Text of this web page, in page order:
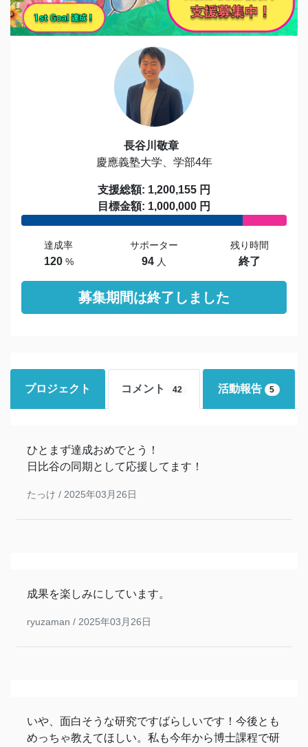
長谷川敬章
慶應義塾大学、学部4年
支援総額: 1,200,155 円
目標金額: 1,000,000 円
達成率
120 %
サポーター
94 人
残り時間
終了
募集期間は終了しました
プロジェクト コメント 42 活動報告 5
ひとまず達成おめでとう！
日比谷の同期として応援してます！
たっけ / 2025年03月26日
成果を楽しみにしています。
ryuzaman / 2025年03月26日
いや、面白そうな研究ですばらしいです！今後とも
めっちゃ教えてほしい。私も今年から博士課程で研